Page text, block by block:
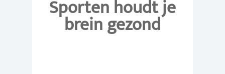
Sporten houdt je
brein gezond